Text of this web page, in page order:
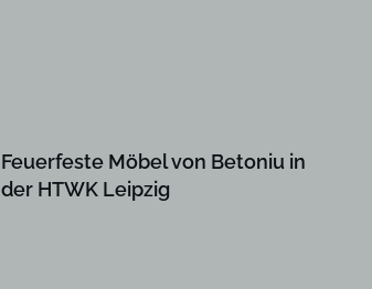
Feuerfeste Möbel von Betoniu in
der HTWK Leipzig